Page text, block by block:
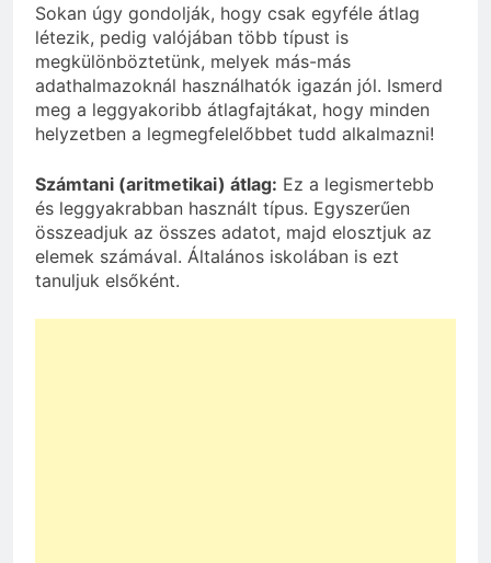
Sokan úgy gondolják, hogy csak egyféle átlag
létezik, pedig valójában több típust is
megkülönböztetünk, melyek más-más
adathalmazoknál használhatók igazán jól. Ismerd
meg a leggyakoribb átlagfajtákat, hogy minden
helyzetben a legmegfelelőbbet tudd alkalmazni!
Számtani (aritmetikai) átlag: Ez a legismertebb
és leggyakrabban használt típus. Egyszerűen
összeadjuk az összes adatot, majd elosztjuk az
elemek számával. Általános iskolában is ezt
tanuljuk elsőként.